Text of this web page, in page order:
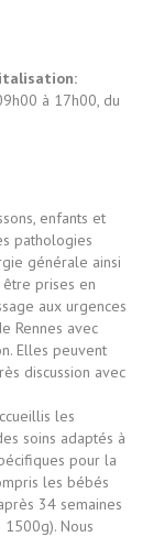
à 17h00, du
enfants et
pathologies
générale ainsi
prises en
aux urgences
Rennes avec
Elles peuvent
discussion avec
les
soins adaptés à
pour la
les bébés
34 semaines
Nous